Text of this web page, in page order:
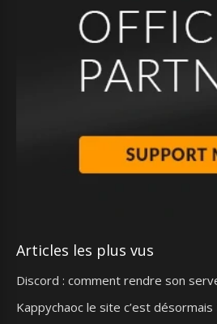
Articles les plus vus
Discord : comment rendre son
Kappychaoc le site c’est